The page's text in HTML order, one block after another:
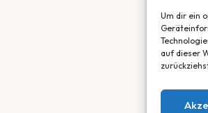
Um dir ein
auf dieser